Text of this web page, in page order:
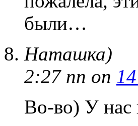
были…
Наташка)
2:27 пп on
Во-во) У нас